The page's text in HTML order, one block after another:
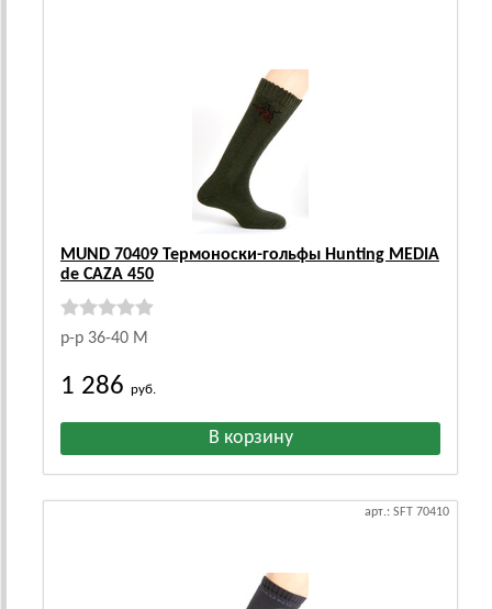
MUND 70409 Термоноски-гольфы Hunting MEDIA
de CAZA 450
р-р 36-40 M
1 286 руб.
арт.: SFT 70410